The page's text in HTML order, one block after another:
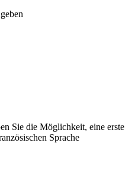
Sie die Möglichkeit, eine erste
Sprache